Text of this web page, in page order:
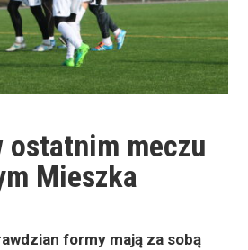
ostatnim meczu
Mieszka
formy mają za sobą